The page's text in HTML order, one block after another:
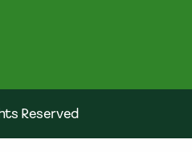
Reserved